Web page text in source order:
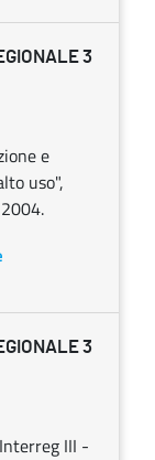
3
e
uso",
3
III -